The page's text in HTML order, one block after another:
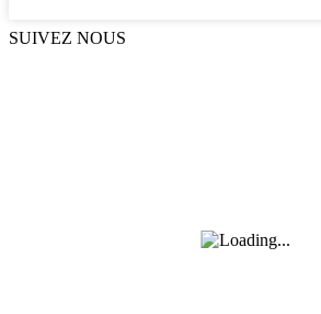
SUIVEZ NOUS